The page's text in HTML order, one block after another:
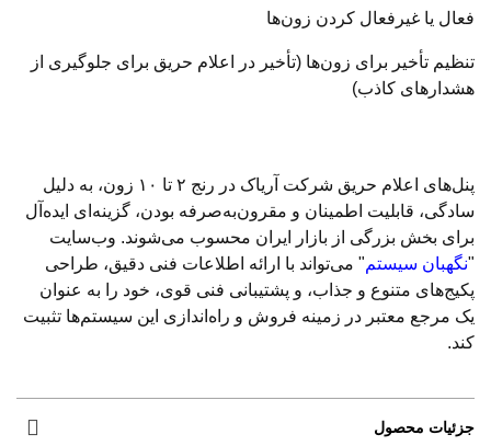
فعال یا غیرفعال کردن زون‌ها
تنظیم تأخیر برای زون‌ها (تأخیر در اعلام حریق برای جلوگیری از
هشدارهای کاذب)
پنل‌های اعلام حریق شرکت آریاک در رنج ۲ تا ۱۰ زون، به دلیل
سادگی، قابلیت اطمینان و مقرون‌به‌صرفه بودن، گزینه‌ای ایده‌آل
برای بخش بزرگی از بازار ایران محسوب می‌شوند. وب‌سایت
"نگهبان سیستم" می‌تواند با ارائه اطلاعات فنی دقیق، طراحی
پکیج‌های متنوع و جذاب، و پشتیبانی فنی قوی، خود را به عنوان
یک مرجع معتبر در زمینه فروش و راه‌اندازی این سیستم‌ها تثبیت
کند.
جزئیات محصول